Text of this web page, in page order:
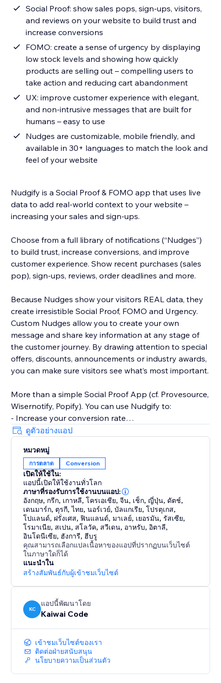
Social Proof: show sales pops, sign-ups, visitors,
and reviews on your website to build trust and
increase conversions
FOMO: create a sense of urgency by displaying
low stock levels and showing how quickly
products are selling out – compelling users to
take action and reducing cart abandonment
UX: improve customer experience with elegant,
and non-intrusive messages that are built for
humans – easy to use
Nudges are customizable, mobile friendly, and
available in 30+ languages to match the look and
feel of your website
Nudgify is a Social Proof & FOMO app that uses live
data to add real-world context to your website –
increasing your sales and sign-ups.
Choose from a full library of notifications (“Nudges”)
to build trust, increase conversions, and improve
customer experience. Show recent purchases (sales
pop), sign-ups, reviews, order deadlines and more.
Because Nudges show your visitors REAL data, they
create irresistible Social Proof, FOMO and Urgency.
Custom Nudges allow you to create your own
message and share key information at any stage of
the customer journey. By drawing attention to special
offers, discounts, announcements or industry awards,
you can make sure visitors see what’s most important.
More than a simple Social Proof App (cf. Provesource,
Wisernotify, Popify). You can use Nudgify to:
- Increase your conversion rate
- Improve customer experiences
- Prevent page exits and cart abandonment
Nudgify suggests the best messages for your page
type, your goals and your industry. Once you have
chosen the best Nudges, information like new sign-
ups and purchases are gathered in real-time.
Nudgify has already helped thousands of businesses
to make their websites more engaging.
ดูตัวอย่างแอป
หมวดหมู่
การตลาด Conversion
เปิดให้ใช้ใน:
แอปนี้เปิดให้ใช้งานทั่วโลก
ภาษาที่รองรับการใช้งานบนแอป:
อังกฤษ, กรีก, เกาหลี,โครเอเชีย,จีน, เช็ก,ญี่ปุ่น, ดัตช์,
เดนมาร์ก, ตุรกี,ไทย,นอร์เวย์,บัลแกเรีย,โปรตุเกส,
โปแลนด์, ฝรั่งเศส,ฟินแลนด์,มาเลย์, เยอรมัน,รัสเซีย,
โรมาเนีย, สเปน, สโลวัค, สวีเดน, อาหรับ,อิตาลี,
อินโดนีเซีย, ฮังการี, ฮีบรู
คุณสามารถเลือกแปลเนื้อหาของแอปที่ปรากฏบนเว็บไซต์
ในภาษาใดก็ได้
แนะนำใน
สร้างสัมพันธ์กับผู้เข้าชมเว็บไซต์
KC
แอปนี้พัฒนาโดย
Kaiwai Code
เข้าชมเว็บไซต์ของเรา
ติดต่อฝ่ายสนับสนุน
นโยบายความเป็นส่วนตัว